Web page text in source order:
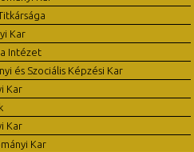
Kar
Intézet
és Szociális Képzési Kar
Kar
Kar
Kar